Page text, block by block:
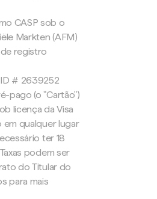
CASP sob o
Markten (AFM)
registro
ID # 2639252
pago (o "Cartão")
licença da Visa
em qualquer lugar
ter 18
podem ser
do Titular do
para mais